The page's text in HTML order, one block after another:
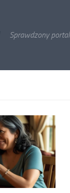
Sprawdzony portal